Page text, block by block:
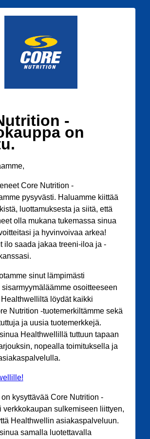
-
on
Core Nutrition -
pysyvästi. Haluamme kiittää
luottamuksesta ja siitä, että
olla mukana tukemassa sinua
ja hyvinvoivaa arkea!
ilo saada jakaa treeni-iloa ja -
sinut lämpimästi
osoitteeseen
Healthwelliltä löydät kaikki
Nutrition -tuotemerkiltämme sekä
ja uusia tuotemerkkejä.
Healthwellillä tuttuun tapaan
nopealla toimituksella ja
kysyttävää Core Nutrition -
verkkokaupan sulkemiseen liittyen,
Healthwellin asiakaspalveluun.
samalla luotettavalla